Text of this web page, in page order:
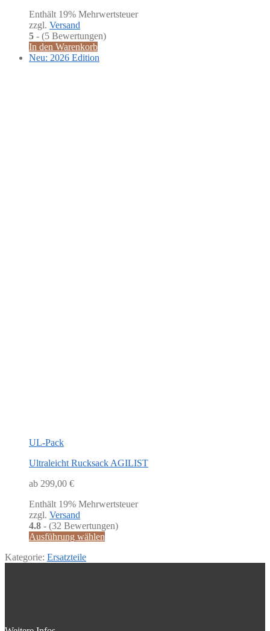
Enthält 19% Mehrwertsteuer
zzgl. Versand
5 - (5 Bewertungen)
In den Warenkorb
Neu: 2026 Edition
UL-Pack
Ultraleicht Rucksack AGILIST
ab 299,00 €
Enthält 19% Mehrwertsteuer
zzgl. Versand
4.8 - (32 Bewertungen)
Ausführung wählen
Kategorie: Ersatzteile